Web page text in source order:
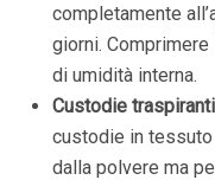
completamente
giorni. Comprimere
di umidità interna.
Custodie
custodie in tessuto
dalla polvere ma